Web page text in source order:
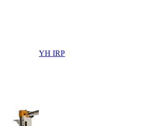
YH IRP